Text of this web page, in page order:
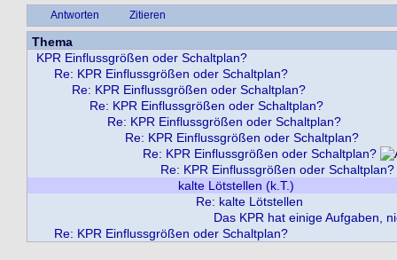
Antworten Zitieren
Thema
KPR Einflussgrößen oder Schaltplan?
Re: KPR Einflussgrößen oder Schaltplan?
Re: KPR Einflussgrößen oder Schaltplan?
Re: KPR Einflussgrößen oder Schaltplan?
Re: KPR Einflussgrößen oder Schaltplan?
Re: KPR Einflussgrößen oder Schaltplan?
Re: KPR Einflussgrößen oder Schaltplan?
Re: KPR Einflussgrößen oder Schaltplan?
kalte Lötstellen (k.T.)
Re: kalte Lötstellen
Das KPR hat einige Aufgaben,
Re: KPR Einflussgrößen oder Schaltplan?